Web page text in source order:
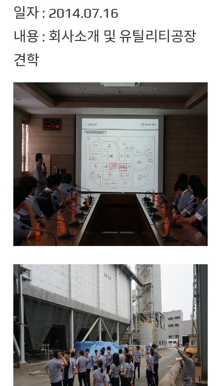
일자 : 2014.07.16
내용 : 회사소개 및 유틸리티공장
견학